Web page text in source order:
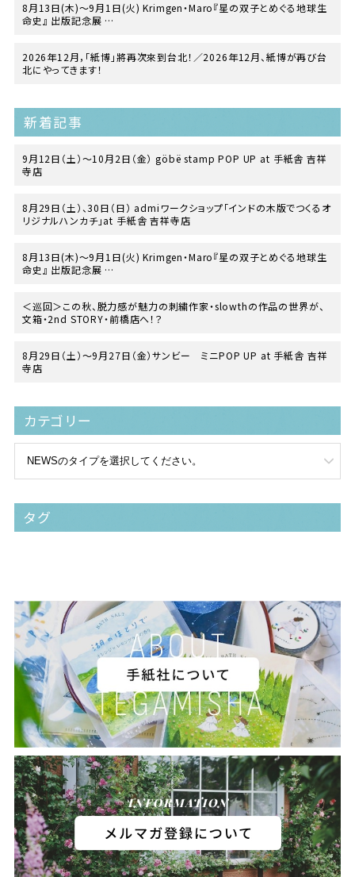
8月13日(木)〜9月1日(火) Krimgen・Maro『星の双子とめぐる地球生
命史』 出版記念展
2026年12月，「紙博」將再次來到台北！／2026年12月、紙博が再び台
北にやってきます！
新着記事
9月12日（土）〜10月2日（金） göbë stamp POP UP at 手紙舎 吉祥
寺店
8月29日（土）、30日（日） admiワークショップ「インドの木版でつくるオ
リジナルハンカチ」at 手紙舎 吉祥寺店
8月13日(木)〜9月1日(火) Krimgen・Maro『星の双子とめぐる地球生
命史』 出版記念展
＜巡回＞この秋、脱力感が魅力の刺繍作家・slowthの作品の世界が、
文箱・2nd STORY・前橋店へ！？
8月29日（土）〜9月27日（金）サンビー ミニPOP UP at 手紙舎 吉祥
寺店
カテゴリー
タグ